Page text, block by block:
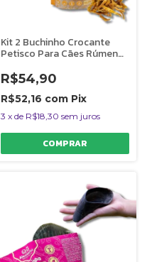
Kit 2 Buchinho Crocante
Petisco Para Cães Rúmen
AlecrimPet
R$54,90
R$52,16 com Pix
3 x de R$18,30 sem juros